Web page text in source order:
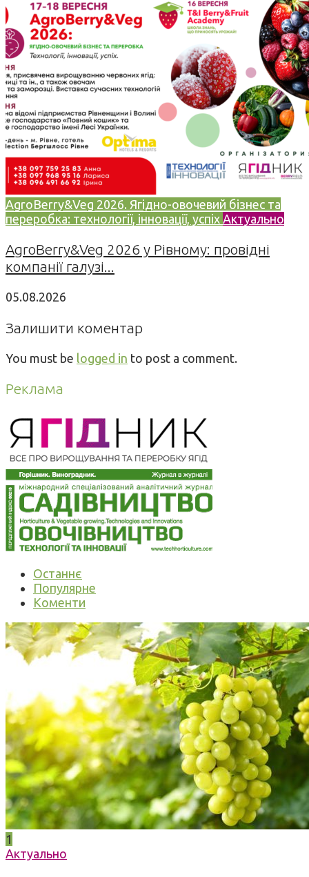
AgroBerry&Veg 2026. Ягідно-овочевий бізнес та
переробка: технології, інновації, успіх Актуально
AgroBerry&Veg 2026 у Рівному: провідні
компанії галузі...
05.08.2026
Залишити коментар
You must be logged in to post a comment.
Реклама
Останнє
Популярне
Коменти
1
Актуально